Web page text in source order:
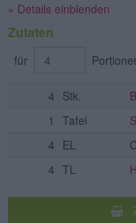
» Details einblenden
Zutaten
für
4 Stk.
1
Tafel
4 EL
4 TL